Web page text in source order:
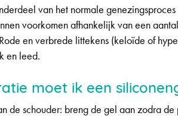
van het normale
voorkomen afhankelijk van een
en verbrede littekens (keloïde of
en leed.
moet ik een
de schouder: breng de gel aan zodra